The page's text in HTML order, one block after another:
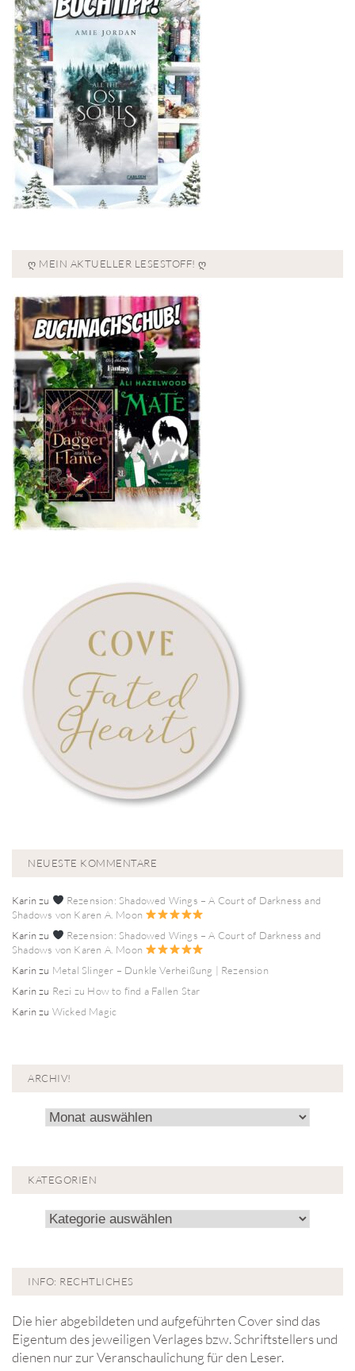
Ღ MEIN AKTUELLER LESESTOFF! Ღ
NEUESTE KOMMENTARE
Karinzu
Rezension: Shadowed Wings – A Court of Darkness and
Shadows von Karen A. Moon
Karinzu
Rezension: Shadowed Wings – A Court of Darkness and
Shadows von Karen A. Moon
Karinzu Metal Slinger – Dunkle Verheißung | Rezension
Karinzu Rezi zu How to find a Fallen Star
Karinzu Wicked Magic
ARCHIV!
Archiv!
KATEGORIEN
Kategorien
INFO: RECHTLICHES
Die hier abgebildeten und aufgeführten Cover sind das
Eigentum des jeweiligen Verlages bzw. Schriftstellers und
dienen nur zur Veranschaulichung für den Leser.